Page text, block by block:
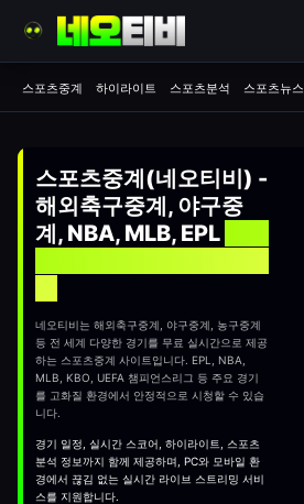
스포츠중계 하이라이트 스포츠분석 스포츠뉴스
스포츠중계(네오티비) -
해외축구중계, 야구중
계, NBA, MLB, EPL
네오티비는 해외축구중계, 야구중계, 농구중계
등 전 세계 다양한 경기를 무료 실시간으로 제공
하는 스포츠중계 사이트입니다. EPL, NBA,
MLB, KBO, UEFA 챔피언스리그 등 주요 경기
를 고화질 환경에서 안정적으로 시청할 수 있습
니다.
경기 일정, 실시간 스코어, 하이라이트, 스포츠
분석 정보까지 함께 제공하며, PC와 모바일 환
경에서 끊김 없는 실시간 라이브 스트리밍 서비
스를 지원합니다.